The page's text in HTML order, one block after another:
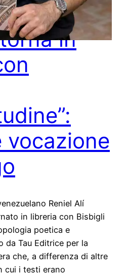
Ramírez
in
vocazione
Reniel Alí
in libreria con Bisbigli
poetica e
da Tau Editrice per la
che, a differenza di altre
cui i testi erano